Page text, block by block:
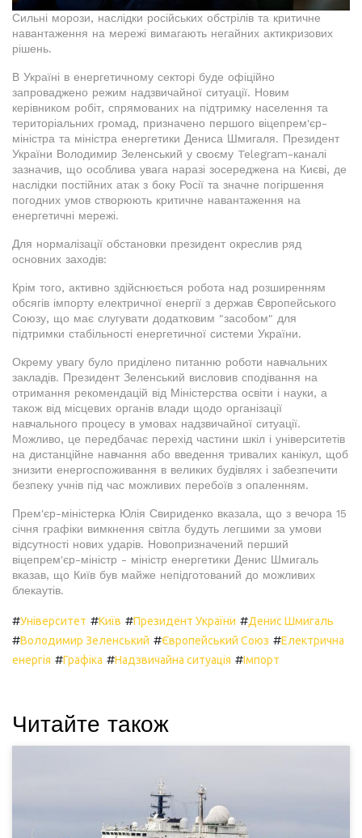
Сильні морози, наслідки російських обстрілів та критичне
навантаження на мережі вимагають негайних актикризових
рішень.
В Україні в енергетичному секторі буде офіційно
запроваджено режим надзвичайної ситуації. Новим
керівником робіт, спрямованих на підтримку населення та
територіальних громад, призначено першого віцепрем'єр-
міністра та міністра енергетики Дениса Шмигаля. Президент
України Володимир Зеленський у своєму Telegram-каналі
зазначив, що особлива увага наразі зосереджена на Києві, де
наслідки постійних атак з боку Росії та значне погіршення
погодних умов створюють критичне навантаження на
енергетичні мережі.
Для нормалізації обстановки президент окреслив ряд
основних заходів:
Крім того, активно здійснюється робота над розширенням
обсягів імпорту електричної енергії з держав Європейського
Союзу, що має слугувати додатковим "засобом" для
підтримки стабільності енергетичної системи України.
Окрему увагу було приділено питанню роботи навчальних
закладів. Президент Зеленський висловив сподівання на
отримання рекомендацій від Міністерства освіти і науки, а
також від місцевих органів влади щодо організації
навчального процесу в умовах надзвичайної ситуації.
Можливо, це передбачає перехід частини шкіл і університетів
на дистанційне навчання або введення тривалих канікул, щоб
знизити енергоспоживання в великих будівлях і забезпечити
безпеку учнів під час можливих перебоїв з опаленням.
Прем'єр-міністерка Юлія Свириденко вказала, що з вечора 15
січня графіки вимкнення світла будуть легшими за умови
відсутності нових ударів. Новопризначений перший
віцепрем'єр-міністр - міністр енергетики Денис Шмигаль
вказав, що Київ був майже непідготований до можливих
блекаутів.
#Університет #Київ #Президент України #Денис Шмигаль
#Володимир Зеленський #Європейський Союз #Електрична
енергія #Графіка #Надзвичайна ситуація #Імпорт
Читайте також